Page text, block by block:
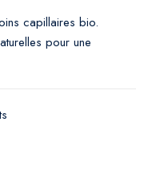
capillaires bio.
pour une